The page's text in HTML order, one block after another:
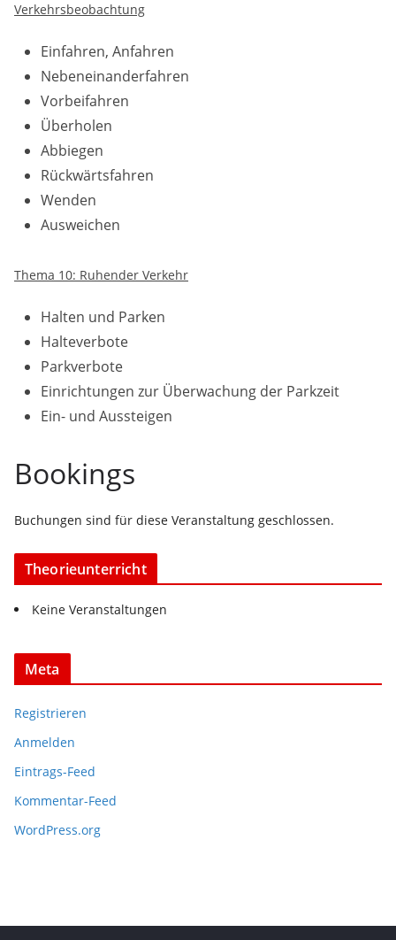
Verkehrsbeobachtung
Einfahren, Anfahren
Nebeneinanderfahren
Vorbeifahren
Überholen
Abbiegen
Rückwärtsfahren
Wenden
Ausweichen
Thema 10: Ruhender Verkehr
Halten und Parken
Halteverbote
Parkverbote
Einrichtungen zur Überwachung der Parkzeit
Ein- und Aussteigen
Bookings
Buchungen sind für diese Veranstaltung geschlossen.
Theorieunterricht
Keine Veranstaltungen
Meta
Registrieren
Anmelden
Eintrags-Feed
Kommentar-Feed
WordPress.org